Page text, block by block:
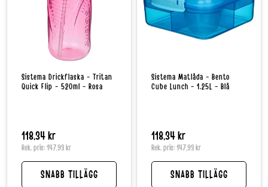
Sistema Drickflaska - Tritan
Quick Flip - 520ml - Rosa
Normalpris
118,34 kr
Rek. pris: 147,93 kr
SNABB TILLÄGG
Sistema Matlåda - Bento
Cube Lunch - 1.25L - Blå
Normalpris
118,34 kr
Rek. pris: 147,93 kr
SNABB TILLÄGG